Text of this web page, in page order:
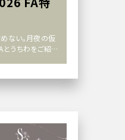
ない。月夜の仮
うちわをご紹介